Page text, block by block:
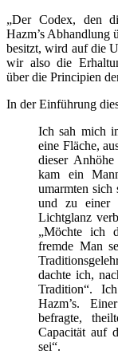
„Der Codex, den
Hazm’s Abhandlung
besitzt, wird auf die
wir also die
über die Principien
In der Einführung
Ich sah mich
eine Fläche,
dieser
kam ein
umarmten sich
und zu einer
Lichtglanz
„Möchte ich
fremde Man
dachte ich,
Tradition“.
Hazm’s.
befragte,
Capacität auf
sei“.